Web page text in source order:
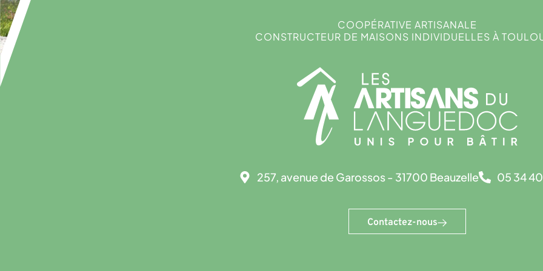
COOPÉRATIVE ARTISANALE
CONSTRUCTEUR DE MAISONS INDIVIDUELLES À
257, avenue de Garossos - 31700 Beauzelle 05 34
Contactez-nous